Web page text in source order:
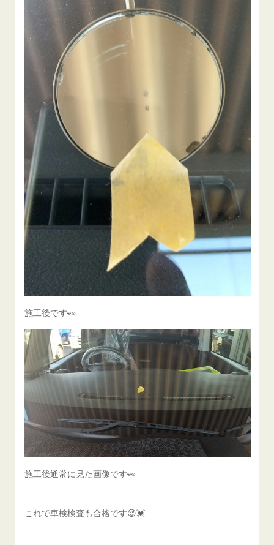
施工後です👀
施工後通常に見た画像です👀
これで車検検査も合格です😌💓